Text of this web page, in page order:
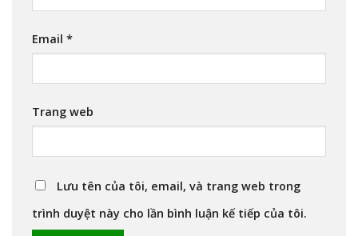
Email *
Trang web
Lưu tên của tôi, email, và trang web trong
trình duyệt này cho lần bình luận kế tiếp của tôi.